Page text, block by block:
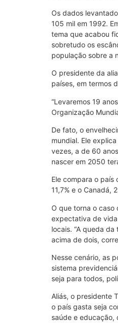
Os dados
105 mil em 1992.
tema que acabou
sobretudo os
população sobre a
O presidente da
países, em termos
“Levaremos 19
Organização
De fato, o
mundial. Ele
vezes, a de 60
nascer em 2050
Ele compara o país
11,7% e o Canadá,
O que torna o caso
expectativa de vida
locais. “A queda
acima de dois,
Nesse cenário, as
sistema
seja para todos,
Aliás, o presidente
o país gasta seja
saúde e educação,